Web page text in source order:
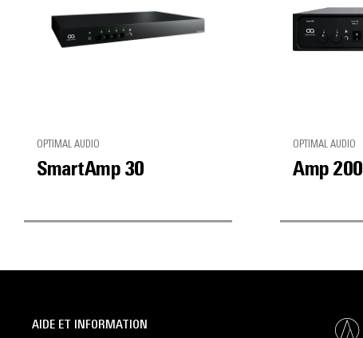
OPTIMAL AUDIO
SmartAmp 30
OPTIMAL AUDIO
Amp 200
AIDE ET INFORMATION